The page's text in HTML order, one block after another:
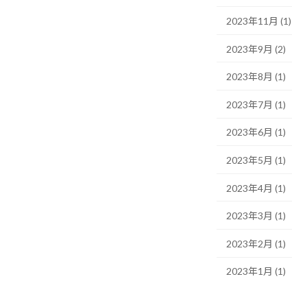
2023年11月 (1)
2023年9月 (2)
2023年8月 (1)
2023年7月 (1)
2023年6月 (1)
2023年5月 (1)
2023年4月 (1)
2023年3月 (1)
2023年2月 (1)
2023年1月 (1)